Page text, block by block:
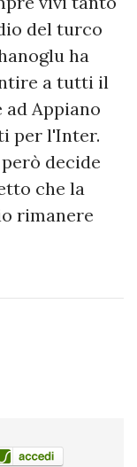
del turco
ha
a tutti il
Appiano
per l'Inter.
decide
che la
rimanere